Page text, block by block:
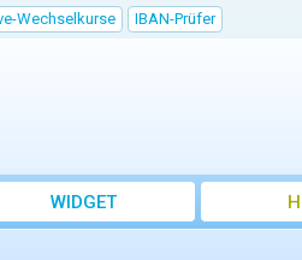
Wechselkurse IBAN-Prüfer
WIDGET